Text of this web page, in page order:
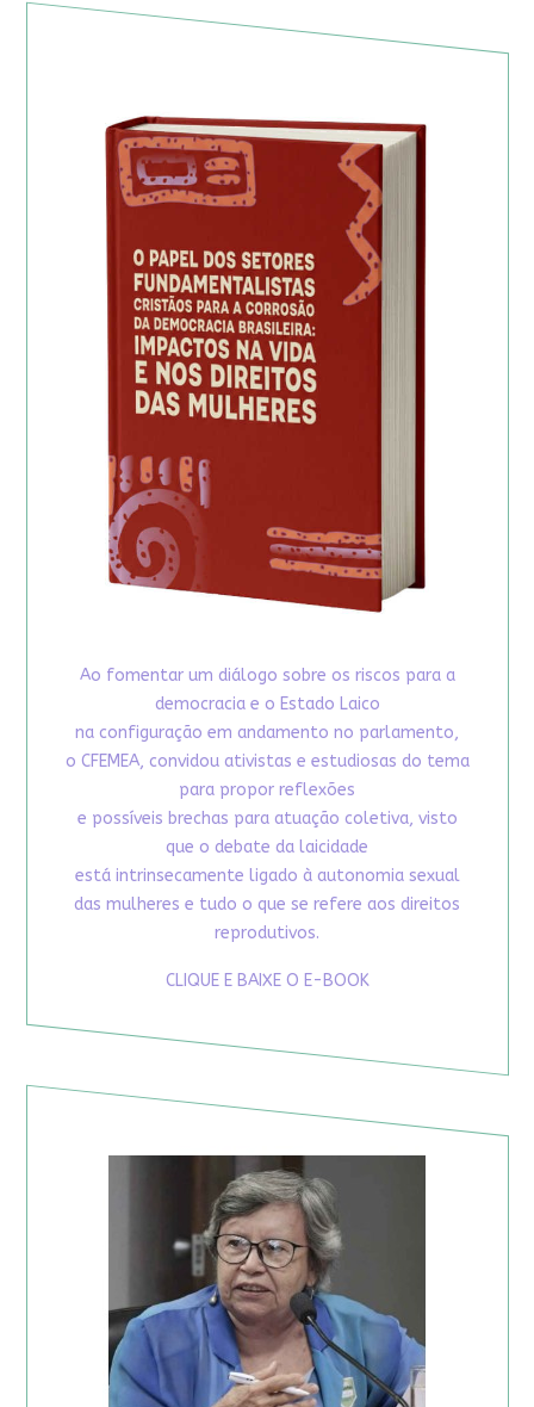
Ao fomentar um diálogo sobre os riscos para a
democracia e o Estado Laico
na configuração em andamento no parlamento,
o CFEMEA, convidou ativistas e estudiosas do tema
para propor reflexões
e possíveis brechas para atuação coletiva, visto
que o debate da laicidade
está intrinsecamente ligado à autonomia sexual
das mulheres e tudo o que se refere aos direitos
reprodutivos.
CLIQUE E BAIXE O E-BOOK